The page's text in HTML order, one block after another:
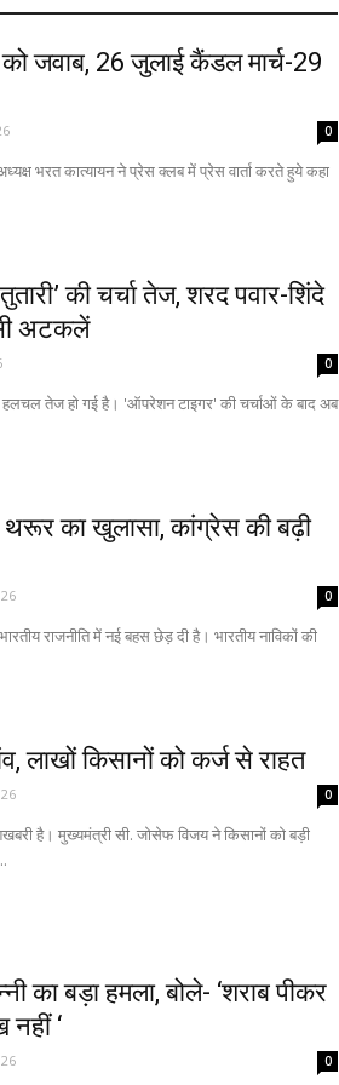
जवाब, 26 जुलाई कैंडल मार्च-29
0
भरत कात्यायन ने प्रेस क्लब में प्रेस वार्ता करते हुये कहा
की चर्चा तेज, शरद पवार-शिंदे
अटकलें
0
हलचल तेज हो गई है। 'ऑपरेशन टाइगर' की चर्चाओं के बाद अब
थरूर का खुलासा, कांग्रेस की बढ़ी
0
राजनीति में नई बहस छेड़ दी है। भारतीय नाविकों की
लाखों किसानों को कर्ज से राहत
0
है। मुख्यमंत्री सी. जोसेफ विजय ने किसानों को बड़ी
का बड़ा हमला, बोले- ‘शराब पीकर
नहीं ‘
0